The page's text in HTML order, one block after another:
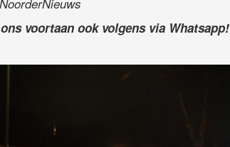
voortaan ook volgens via Whatsapp!